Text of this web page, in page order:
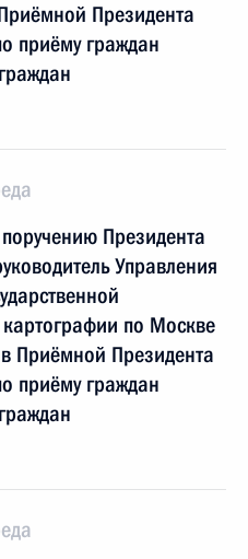
Президента
приёму граждан
Президента
Управления
по Москве
Приёмной Президента
приёму граждан